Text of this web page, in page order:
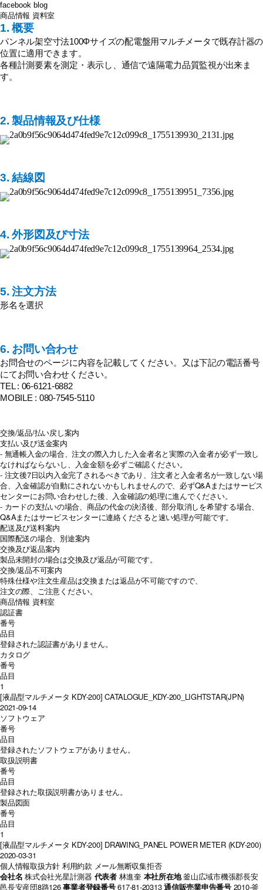
facebook blog
商品情報 資料室
1. 概要
パンネル架空寸法100Φサイズの配電盤用マルチメータで既存計器の
位置に適用できます。
各種計測要素を測定・表示し、通信で遠隔電力品質監視が出来ま
す。
2. 製品情報及び仕様
3. 結線図
4.外形図及び寸法
5. 注文方法
形名を選択
6. お問い合わせ
お問合せのページに内容を記載してください。又は下記の電話番号
にてお問い合わせください。
TEL : 06-6121-6882
MOBILE : 080-7545-5110
交換/返品/払い戻し案内
支払い及び送金案内
- 無通帳入金の場合、注文の際入力した入金者名と実際の入金者が必ず一致し
なければならないし、入金金額を必ずご確認ください。
- 注文後7日以内入金完了されるべきであり、注文者と入金者名が一致しない場
合、入金確認が自動にされないかもしれませんので、必ずQ&Aまたはサービス
センターにお問い合わせした後、入金確認の処理に進んでください。
- カードの支払いの場合、商品の代金の決済後、部分取消しを希望する場合、
Q&Aまたはサービスセンターに連絡くださると速い処理が可能です。
配送及び送料案内
国際配送の場合、別途案内
交換及び返品案内
製品未開封の場合は交換及び返品が可能です。
交換/返品不可案内
特殊仕様や注文生産品は交換または返品が不可能ですので、
注文の際、ご注意ください。
商品情報 資料室
認証書
番号
品目
登録された認証書がありません。
カタログ
番号
品目
1
[液晶型マルチメータ KDY-200] CATALOGUE_KDY-200_LIGHTSTAR(JPN)
2021-09-14
ソフトウェア
番号
品目
登録されたソフトウェアがありません。
取扱説明書
番号
品目
登録された取扱説明書がありません。
製品図面
番号
品目
1
[液晶型マルチメータ KDY-200] DRAWING_PANEL POWER METER (KDY-200)
2020-03-31
個人情報取扱方針 利用約款 メール無断収集拒否
会社名 株式会社光星計測器 代表者林進奎 本社所在地釜山広域市機張郡長安
邑長安産団8路126事業者登録番号617-81-20313通信販売業申告番号2010-釜